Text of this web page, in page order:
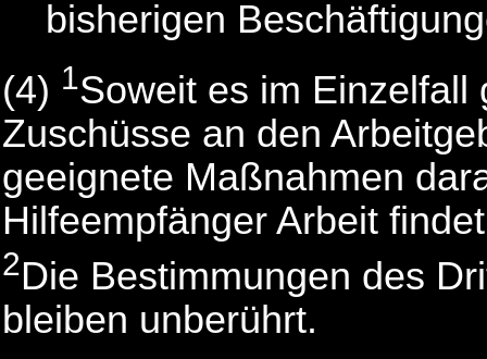
bisherigen
(4) 1Soweit es im Einzelfall
Zuschüsse an den
geeignete Maßnahmen
Hilfeempfänger Arbeit
2Die Bestimmungen des
bleiben unberührt.